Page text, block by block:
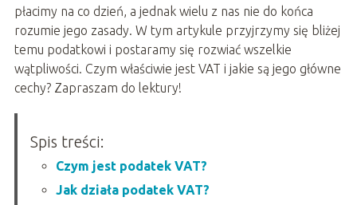
płacimy na co dzień, a jednak wielu z nas nie do końca
rozumie jego zasady. W tym artykule przyjrzymy się bliżej
temu podatkowi i postaramy się rozwiać wszelkie
wątpliwości. Czym właściwie jest VAT i jakie są jego główne
cechy? Zapraszam do lektury!
Spis treści:
Czym jest podatek VAT?
Jak działa podatek VAT?